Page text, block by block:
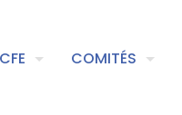
COMITÉS